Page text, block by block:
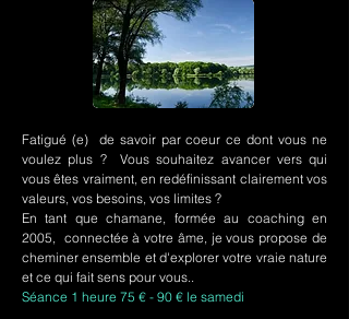
Fatigué (e) de savoir par coeur ce dont vous ne
voulez plus ? Vous souhaitez avancer vers qui
vous êtes vraiment, en redéfinissant clairement vos
valeurs, vos besoins, vos limites ?
En tant que chamane, formée au coaching en
2005, connectée à votre âme, je vous propose de
cheminer ensemble et d'explorer votre vraie nature
et ce qui fait sens pour vous..
Séance 1 heure 75 € - 90 € le samedi